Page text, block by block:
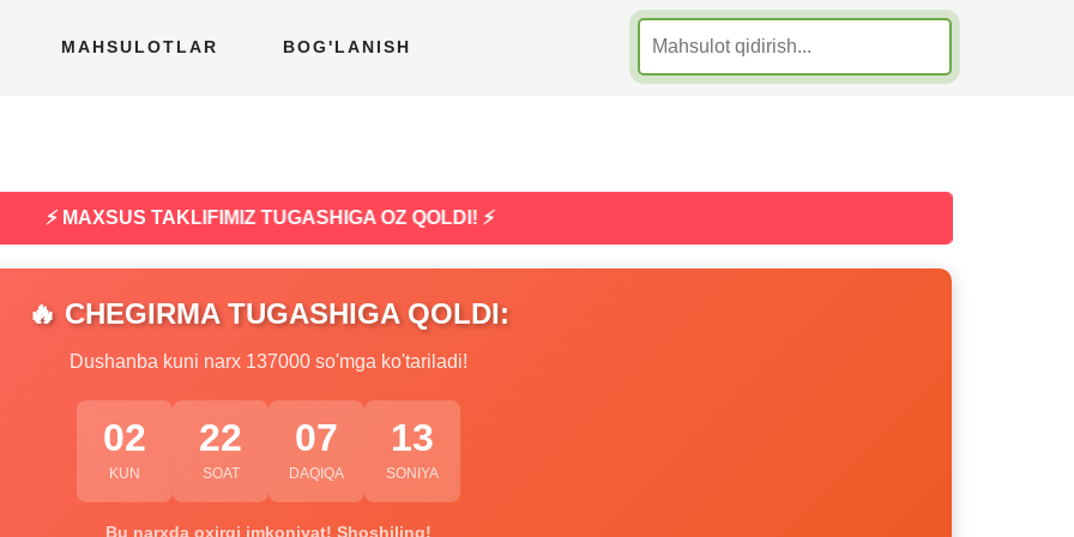
MAHSULOTLAR BOG'LANISH
⚡ MAXSUS TAKLIFIMIZ TUGASHIGA OZ QOLDI! ⚡
🔥 CHEGIRMA TUGASHIGA QOLDI:
Dushanba kuni narx 137000 so'mga ko'tariladi!
02
KUN
22
SOAT
07
DAQIQA
12
SONIYA
Bu narxda oxirgi imkoniyat! Shoshiling!